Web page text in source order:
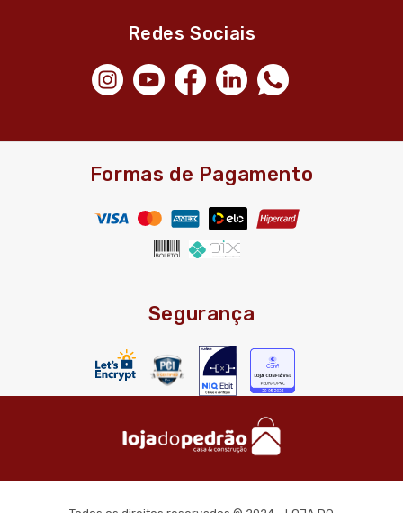
Redes Sociais
Formas de Pagamento
Segurança